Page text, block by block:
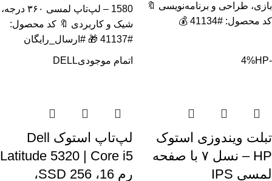
بازی، طراحی و برنامه‌نویسی 🔖
کد محصول: #41134 💰
1580 – لپ‌تاپ لمسی ۳۶۰ درجه،
شیک و کاربردی 🔖 کد محصول:
#41137 🎁 #ارسال_رایگان
-4%
HP
تبلت ویندوزی استوک
HP – نسل ۷ با صفحه
لمسی IPS
اتمام موجودیDELL
لپ‌تاپ استوک Dell
Latitude 5320 | Core i5
رم 16، SSD 256،